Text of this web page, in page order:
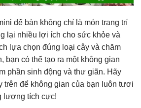
để bàn không chỉ là món trang trí
lại nhiều lợi ích cho sức khỏe và
lựa chọn đúng loại cây và chăm
bạn có thể tạo ra một không gian
phần sinh động và thư giãn. Hãy
trên để không gian của bạn luôn tươi
lượng tích cực!